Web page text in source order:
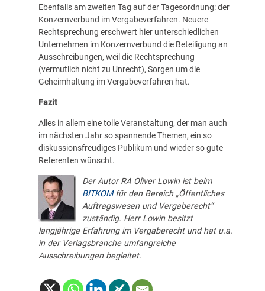
Ebenfalls am zweiten Tag auf der Tagesordnung: der
Konzernverbund im Vergabeverfahren. Neuere
Rechtsprechung erschwert hier unterschiedlichen
Unternehmen im Konzernverbund die Beteiligung an
Ausschreibungen, weil die Rechtsprechung
(vermutlich nicht zu Unrecht), Sorgen um die
Geheimhaltung im Vergabeverfahren hat.
Fazit
Alles in allem eine tolle Veranstaltung, der man auch
im nächsten Jahr so spannende Themen, ein so
diskussionsfreudiges Publikum und wieder so gute
Referenten wünscht.
Der Autor RA Oliver Lowin ist beim
BITKOMfür den Bereich „Öffentliches
Auftragswesen und Vergaberecht“
zuständig. Herr Lowin besitzt
langjährige Erfahrung im Vergaberecht und hat u.a.
in der Verlagsbranche umfangreiche
Ausschreibungen begleitet.